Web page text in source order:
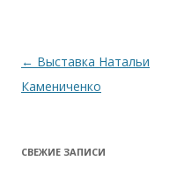
Навигация
по
← Выставка Натальи
Камениченко
СВЕЖИЕ ЗАПИСИ